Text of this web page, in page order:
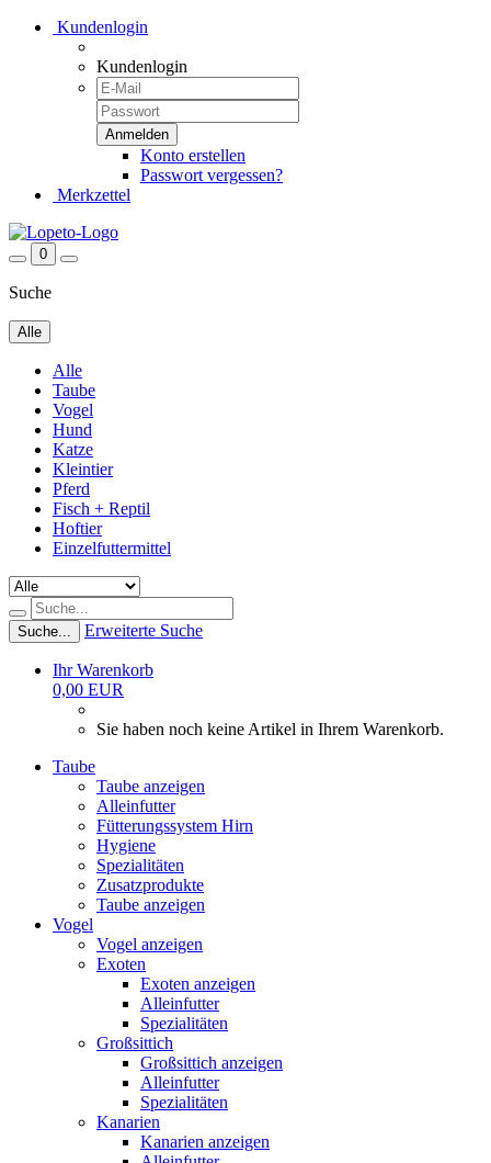
Kundenlogin
Kundenlogin
Konto erstellen
Passwort vergessen?
Merkzettel
0
Suche
Alle
Alle
Taube
Vogel
Hund
Katze
Kleintier
Pferd
Fisch + Reptil
Hoftier
Einzelfuttermittel
Suche... Erweiterte Suche
Ihr Warenkorb
0,00 EUR
Sie haben noch keine Artikel in Ihrem Warenkorb.
Taube
Taube anzeigen
Alleinfutter
Fütterungssystem Hirn
Hygiene
Spezialitäten
Zusatzprodukte
Taube anzeigen
Vogel
Vogel anzeigen
Exoten
Exoten anzeigen
Alleinfutter
Spezialitäten
Großsittich
Großsittich anzeigen
Alleinfutter
Spezialitäten
Kanarien
Kanarien anzeigen